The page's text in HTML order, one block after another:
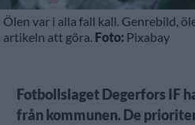
Ölen var i alla fall kall. Genrebild,
artikeln att göra. Foto: Pixabay
Fotbollslaget Degerfors IF
från kommunen. De